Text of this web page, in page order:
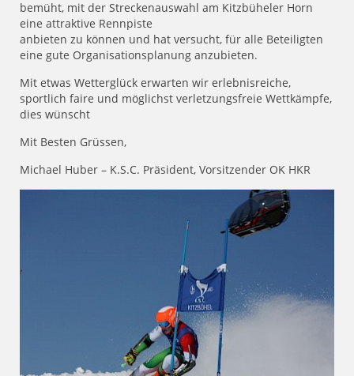
bemüht, mit der Streckenauswahl am Kitzbüheler Horn
eine attraktive Rennpiste
anbieten zu können und hat versucht, für alle Beteiligten
eine gute Organisationsplanung anzubieten.
Mit etwas Wetterglück erwarten wir erlebnisreiche,
sportlich faire und möglichst verletzungsfreie Wettkämpfe,
dies wünscht
Mit Besten Grüssen,
Michael Huber – K.S.C. Präsident, Vorsitzender OK HKR